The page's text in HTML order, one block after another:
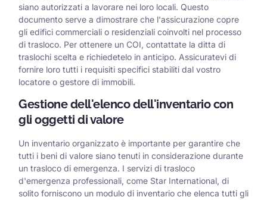
siano autorizzati a lavorare nei loro locali. Questo
documento serve a dimostrare che l'assicurazione copre
gli edifici commerciali o residenziali coinvolti nel processo
di trasloco. Per ottenere un COI, contattate la ditta di
traslochi scelta e richiedetelo in anticipo. Assicuratevi di
fornire loro tutti i requisiti specifici stabiliti dal vostro
locatore o gestore di immobili.
Gestione dell'elenco dell'inventario con
gli oggetti di valore
Un inventario organizzato è importante per garantire che
tutti i beni di valore siano tenuti in considerazione durante
un trasloco di emergenza. I servizi di trasloco
d'emergenza professionali, come Star International, di
solito forniscono un modulo di inventario che elenca tutti gli